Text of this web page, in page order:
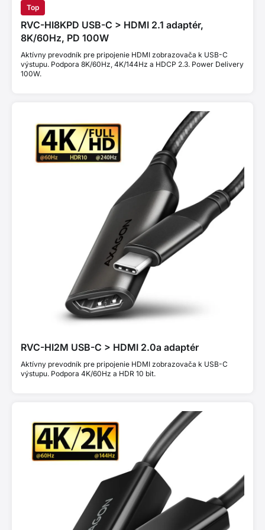
Top
RVC-HI8KPD USB-C > HDMI 2.1 adaptér,
8K/60Hz, PD 100W
Aktívny prevodník pre pripojenie HDMI zobrazovača k USB-C
výstupu. Podpora 8K/60Hz, 4K/144Hz a HDCP 2.3. Power Delivery
100W.
RVC-HI2M USB-C > HDMI 2.0a adaptér
Aktívny prevodník pre pripojenie HDMI zobrazovača k USB-C
výstupu. Podpora 4K/60Hz a HDR 10 bit.